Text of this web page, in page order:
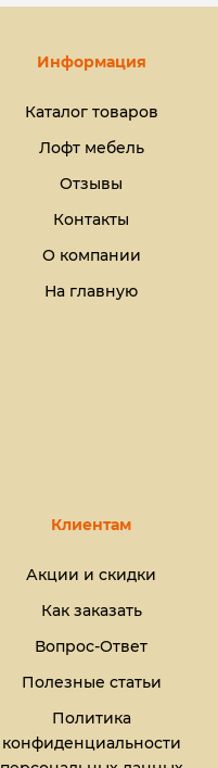
Информация
Каталог товаров
Лофт мебель
Отзывы
Контакты
О компании
На главную
Клиентам
Акции и скидки
Как заказать
Вопрос-Ответ
Полезные статьи
Политика
конфиденциальности